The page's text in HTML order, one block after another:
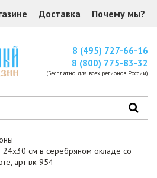
Доставка Почему мы?
8 (495) 727-66-16
8 (800) 775-83-32
(Бесплатно для всех регионов России)
24x30 см в серебряном окладе со
арт вк-954